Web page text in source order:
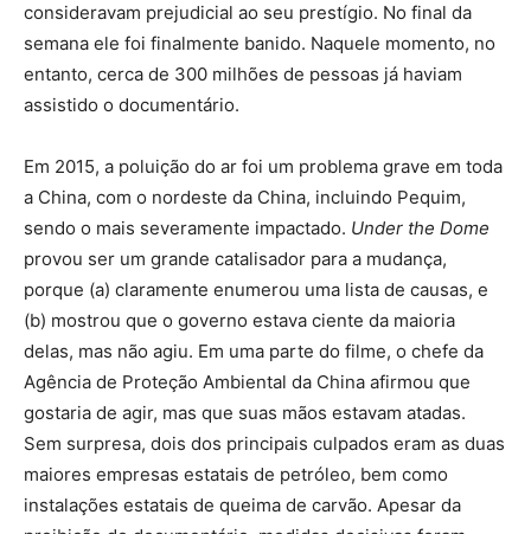
consideravam prejudicial ao seu prestígio. No final da
semana ele foi finalmente banido. Naquele momento, no
entanto, cerca de 300 milhões de pessoas já haviam
assistido o documentário.
Em 2015, a poluição do ar foi um problema grave em toda
a China, com o nordeste da China, incluindo Pequim,
sendo o mais severamente impactado. Under the Dome
provou ser um grande catalisador para a mudança,
porque (a) claramente enumerou uma lista de causas, e
(b) mostrou que o governo estava ciente da maioria
delas, mas não agiu. Em uma parte do filme, o chefe da
Agência de Proteção Ambiental da China afirmou que
gostaria de agir, mas que suas mãos estavam atadas.
Sem surpresa, dois dos principais culpados eram as duas
maiores empresas estatais de petróleo, bem como
instalações estatais de queima de carvão. Apesar da